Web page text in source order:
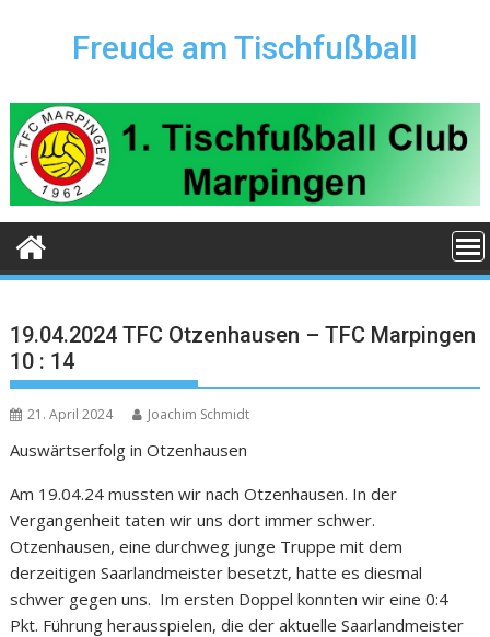
Freude am Tischfußball
19.04.2024 TFC Otzenhausen – TFC Marpingen
10 : 14
21. April 2024 Joachim Schmidt
Auswärtserfolg in Otzenhausen
Am 19.04.24 mussten wir nach Otzenhausen. In der
Vergangenheit taten wir uns dort immer schwer.
Otzenhausen, eine durchweg junge Truppe mit dem
derzeitigen Saarlandmeister besetzt, hatte es diesmal
schwer gegen uns. Im ersten Doppel konnten wir eine 0:4
Pkt. Führung herausspielen, die der aktuelle Saarlandmeister